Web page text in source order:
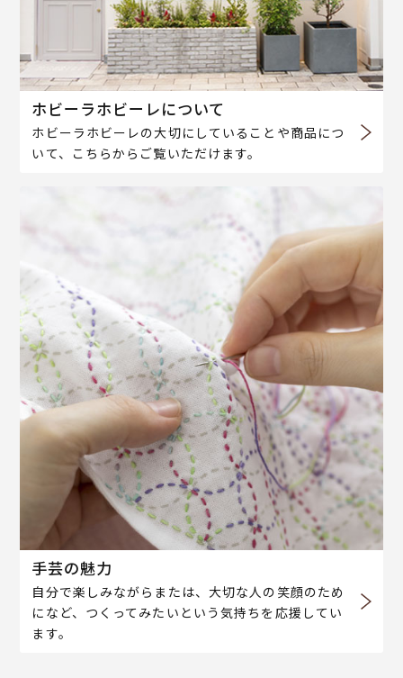
ホビーラホビーレについて
ホビーラホビーレの大切にしていることや商品につ
いて、こちらからご覧いただけます。
手芸の魅力
自分で楽しみながらまたは、大切な人の笑顔のため
になど、つくってみたいという気持ちを応援してい
ます。